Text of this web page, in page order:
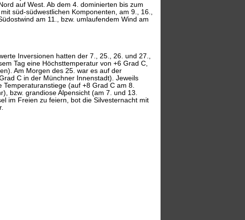
auf West. Ab dem 4. dominierten bis zum
süd-südwestlichen Komponenten, am 9., 16.,
am 11., bzw. umlaufendem Wind am
Inversionen hatten der 7., 25., 26. und 27.,
Tag eine Höchsttemperatur von +6 Grad C,
Am Morgen des 25. war es auf der
C in der Münchner Innenstadt). Jeweils
(auf +8 Grad C am 8.
bzw. grandiose Alpensicht (am 7. und 13.
im Freien zu feiern, bot die Silvesternacht mit